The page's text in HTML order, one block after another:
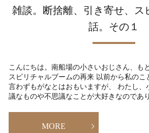
雑談。断捨離、引き寄せ、ス
話。その１
こんにちは。南船場の小さいおじさん、も
スピリチャルブームの再来 以前から私のこ
言わずもがなとはおもいますが、 わたし、
議なものや不思議なことが大好きなのであ
MORE